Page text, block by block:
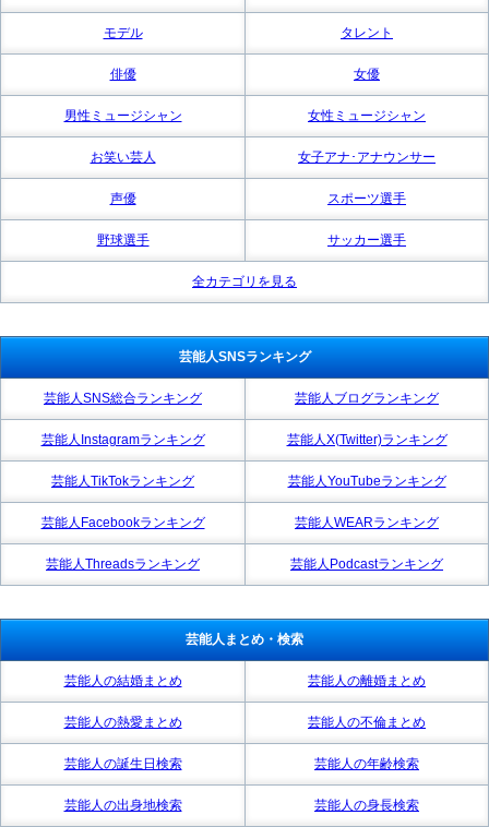
モデル タレント
俳優 女優
男性ミュージシャン 女性ミュージシャン
お笑い芸人 女子アナ･アナウンサー
声優 スポーツ選手
野球選手 サッカー選手
全カテゴリを見る
芸能人SNSランキング
芸能人SNS総合ランキング 芸能人ブログランキング
芸能人Instagramランキング 芸能人X(Twitter)ランキング
芸能人TikTokランキング 芸能人YouTubeランキング
芸能人Facebookランキング 芸能人WEARランキング
芸能人Threadsランキング 芸能人Podcastランキング
芸能人まとめ・検索
芸能人の結婚まとめ 芸能人の離婚まとめ
芸能人の熱愛まとめ 芸能人の不倫まとめ
芸能人の誕生日検索 芸能人の年齢検索
芸能人の出身地検索 芸能人の身長検索